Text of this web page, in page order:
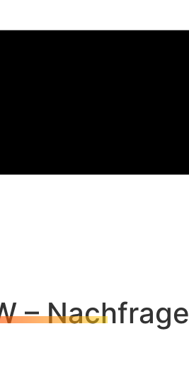
– Nachfrage